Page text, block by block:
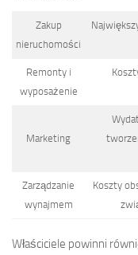
Zakup
nieruchomości
Remonty i
wyposażenie
Marketing
Zarządzanie
wynajmem
Koszty
Właściciele powinni